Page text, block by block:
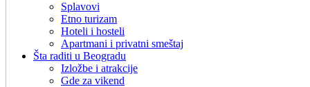
Splavovi
Etno turizam
Hoteli i hosteli
Apartmani i privatni smeštaj
Šta raditi u Beogradu
Izložbe i atrakcije
Gde za vikend